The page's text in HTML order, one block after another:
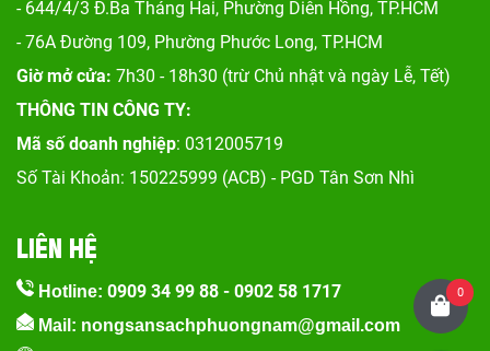
- 644/4/3 Đ.Ba Tháng Hai, Phường Diên Hồng, TP.HCM
- 76A Đường 109, Phường Phước Long, TP.HCM
Giờ mở cửa: 7h30 - 18h30 (trừ Chủ nhật và ngày Lễ, Tết)
THÔNG TIN CÔNG TY:
Mã số doanh nghiệp: 0312005719
Số Tài Khoản: 150225999 (ACB) - PGD Tân Sơn Nhì
LIÊN HỆ
Hotline: 0909 34 99 88 - 0902 58 1717
Mail: nongsansachphuongnam@gmail.com
0